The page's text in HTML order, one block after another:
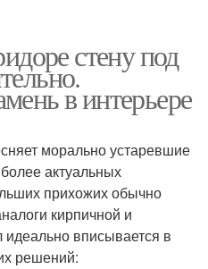
стену под
в интерьере
морально устаревшие
актуальных
прихожих обычно
кирпичной и
вписывается в
решений: